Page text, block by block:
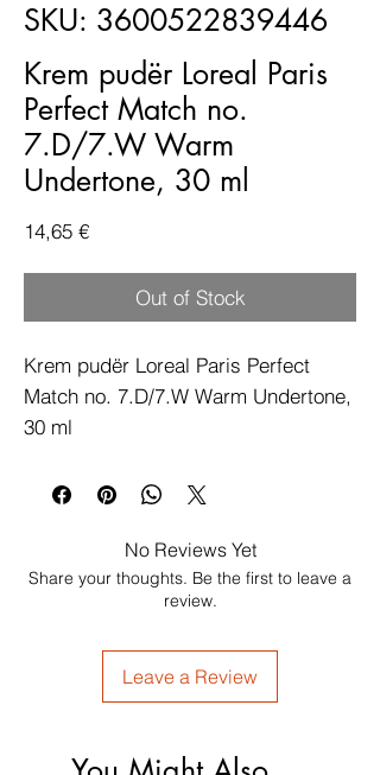
SKU: 3600522839446
Krem pudër Loreal Paris
Perfect Match no.
7.D/7.W Warm
Undertone, 30 ml
14,65 €Price
Out of Stock
Krem pudër Loreal Paris Perfect
Match no. 7.D/7.W Warm Undertone,
30 ml
No Reviews Yet
Share your thoughts. Be the first to leave a
review.
Leave a Review